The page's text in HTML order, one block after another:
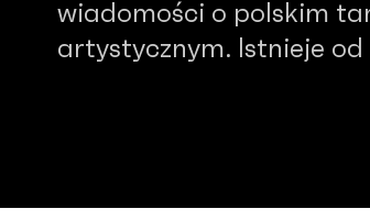
wiadomości o polskim
artystycznym. Istnieje od